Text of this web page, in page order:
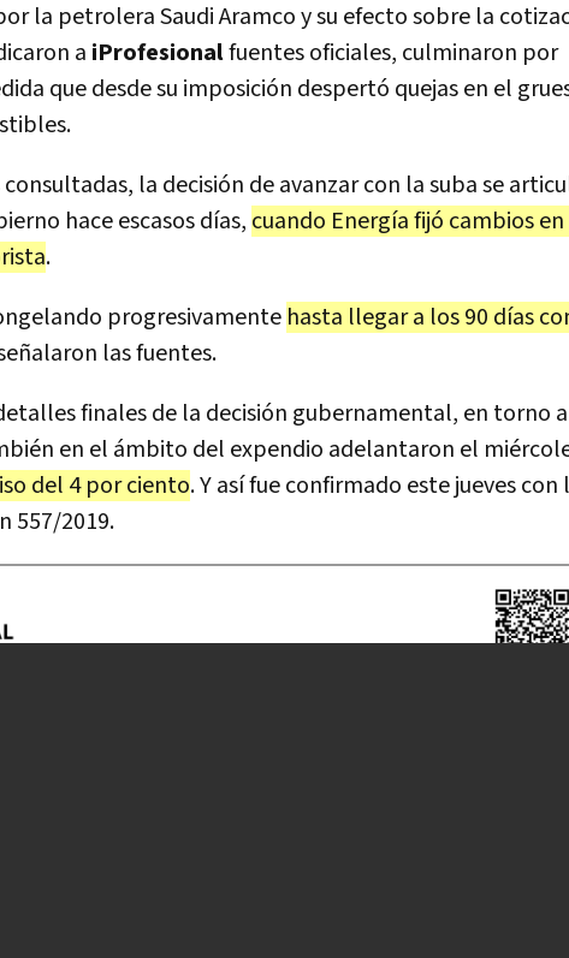
la petrolera Saudi Aramco y su efecto sobre la
a iProfesionalfuentes oficiales, culminaron por
que desde su imposición despertó quejas en el
la decisión de avanzar con la suba se
hace escasos días, cuando Energía fijó cambios
.
progresivamente hasta llegar a los 90 días
las fuentes.
finales de la decisión gubernamental, en torno
en el ámbito del expendio adelantaron el
del 4 por ciento. Y así fue confirmado este jueves con
557/2019.